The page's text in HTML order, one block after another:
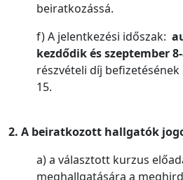
beiratkozássá.
f) A jelentkezési időszak:
kezdődik és szeptember
részvételi díj
15.
2. A beiratkozott hallgatók
a) a választott kurzus
meghallgatására a